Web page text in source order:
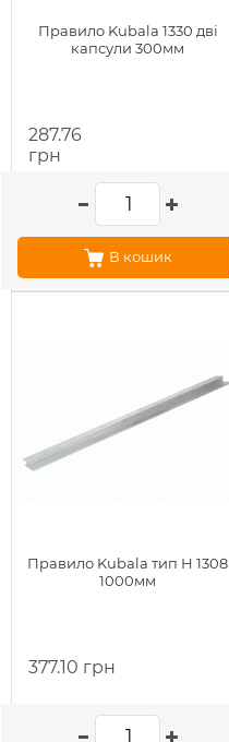
Правило Kubala 1330 дві
капсули 300мм
287.76
грн
В кошик
Правило Kubala тип Н 1308
1000мм
377.10 грн